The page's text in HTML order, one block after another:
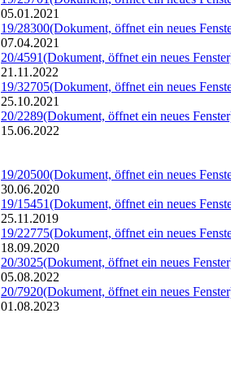
05.01.2021
19/28300(Dokument, öffnet ein neues
07.04.2021
20/4591(Dokument, öffnet ein neues
21.11.2022
19/32705(Dokument, öffnet ein neues
25.10.2021
20/2289(Dokument, öffnet ein neues
15.06.2022
19/20500(Dokument, öffnet ein neues
30.06.2020
19/15451(Dokument, öffnet ein neues
25.11.2019
19/22775(Dokument, öffnet ein neues
18.09.2020
20/3025(Dokument, öffnet ein neues
05.08.2022
20/7920(Dokument, öffnet ein neues
01.08.2023